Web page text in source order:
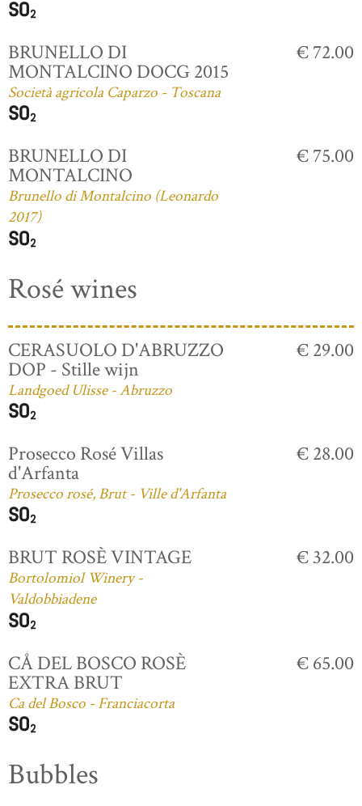
BRUNELLO DI
MONTALCINO DOCG 2015
Società agricola Caparzo - Toscana
€ 72.00
BRUNELLO DI
MONTALCINO
Brunello di Montalcino (Leonardo
2017)
€ 75.00
Rosé wines
CERASUOLO D'ABRUZZO
DOP - Stille wijn
Landgoed Ulisse - Abruzzo
€ 29.00
Prosecco Rosé Villas
d'Arfanta
Prosecco rosé, Brut - Ville d'Arfanta
€ 28.00
BRUT ROSÈ VINTAGE
Bortolomiol Winery -
Valdobbiadene
€ 32.00
CÅ DEL BOSCO ROSÈ
EXTRA BRUT
Ca del Bosco - Franciacorta
€ 65.00
Bubbles